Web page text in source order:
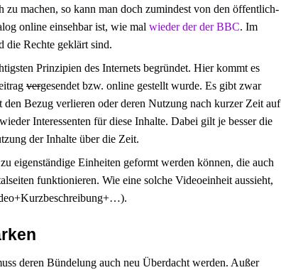
machen, so kann man doch zumindest von den öffentlich-
online einsehbar ist, wie mal wieder der der BBC. Im
die Rechte geklärt sind.
Prinzipien des Internets begründet. Hier kommt es
vergesendet bzw. online gestellt wurde. Es gibt zwar
Bezug verlieren oder deren Nutzung nach kurzer Zeit auf
Interessenten für diese Inhalte. Dabei gilt je besser die
der Inhalte über die Zeit.
eigenständige Einheiten geformt werden können, die auch
funktionieren. Wie eine solche Videoeinheit aussieht,
deren Bündelung auch neu Überdacht werden. Außer